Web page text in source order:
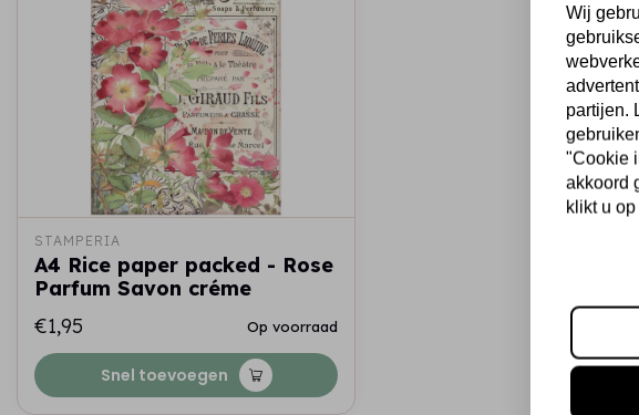
STAMPERIA
A4 Rice paper packed - Rose
Parfum Savon créme
€1,95
Op voorraad
Snel toevoegen
Wij
partijen.
"Cookie
akkoord
klikt u op